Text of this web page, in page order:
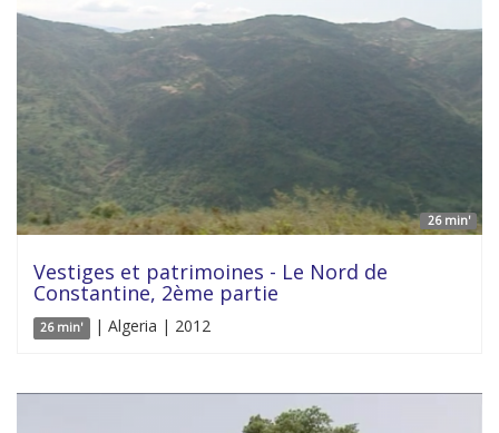
26 min'
Vestiges et patrimoines - Le Nord de
Constantine, 2ème partie
26 min' | Algeria | 2012